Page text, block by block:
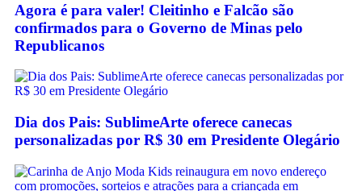
Agora é para valer! Cleitinho e Falcão são
confirmados para o Governo de Minas pelo
Republicanos
Dia dos Pais: SublimeArte oferece canecas
personalizadas por R$ 30 em Presidente Olegário